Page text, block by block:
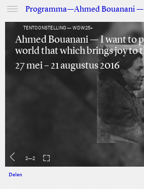
TENTOONSTELLING — WDW25+
Ahmed Bouanani — I want to
world that which brings joy to
27 mei – 21 augustus 2016
2—2
Delen